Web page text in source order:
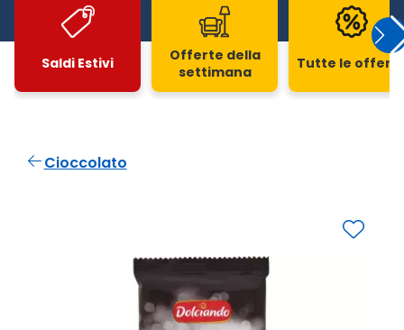
Saldi Estivi
Offerte della
settimana
Tutte le
Cioccolato